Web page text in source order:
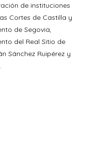
de instituciones
Cortes de Castilla y
de Segovia,
del Real Sitio de
Sánchez Ruipérez y